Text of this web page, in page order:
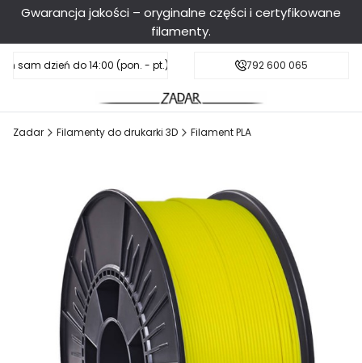
Gwarancja jakości – oryginalne części i certyfikowane
filamenty.
sam dzień do 14:00 (pon. - pt.), sobota do 11:00Darmowa dostawa od 199 zł
792 600 065
Zadar Filamenty do drukarki 3D Filament PLA